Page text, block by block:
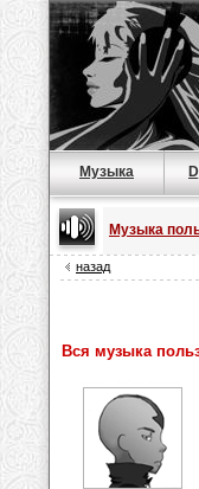
Музыка
Музыка
назад
Вся музыка